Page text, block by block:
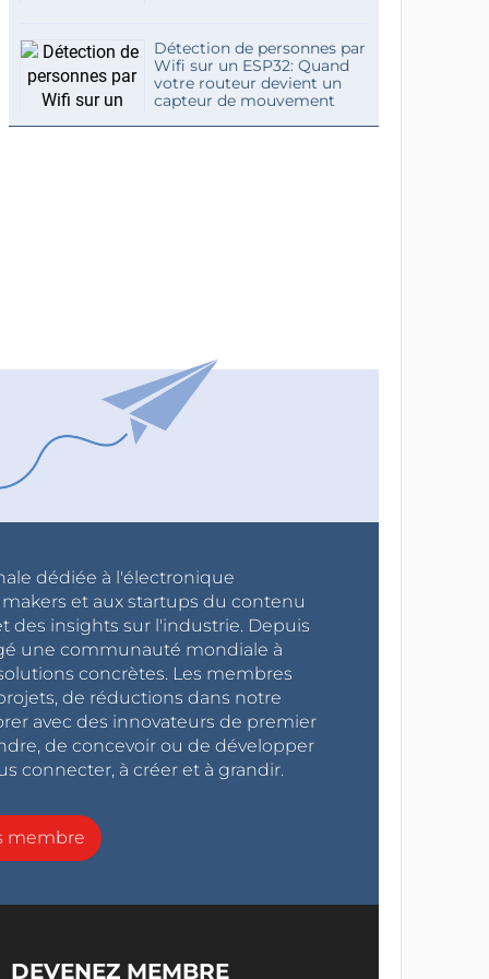
Détection de personnes par
Wifi sur un ESP32: Quand
votre routeur devient un
capteur de mouvement
dédiée à l'électronique
et aux startups du contenu
des insights sur l'industrie. Depuis
une communauté mondiale à
concrètes. Les membres
de réductions dans notre
avec des innovateurs de premier
de concevoir ou de développer
connecter, à créer et à grandir.
membre
DEVENEZ MEMBRE